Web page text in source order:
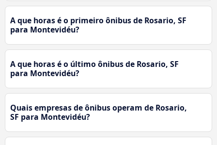
A que horas é o primeiro ônibus de Rosario, SF
para Montevidéu?
A que horas é o último ônibus de Rosario, SF
para Montevidéu?
Quais empresas de ônibus operam de Rosario,
SF para Montevidéu?